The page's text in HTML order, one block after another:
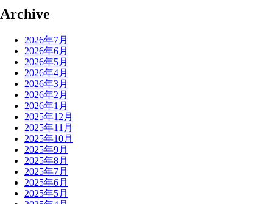
Archive
2026年7月
2026年6月
2026年5月
2026年4月
2026年3月
2026年2月
2026年1月
2025年12月
2025年11月
2025年10月
2025年9月
2025年8月
2025年7月
2025年6月
2025年5月